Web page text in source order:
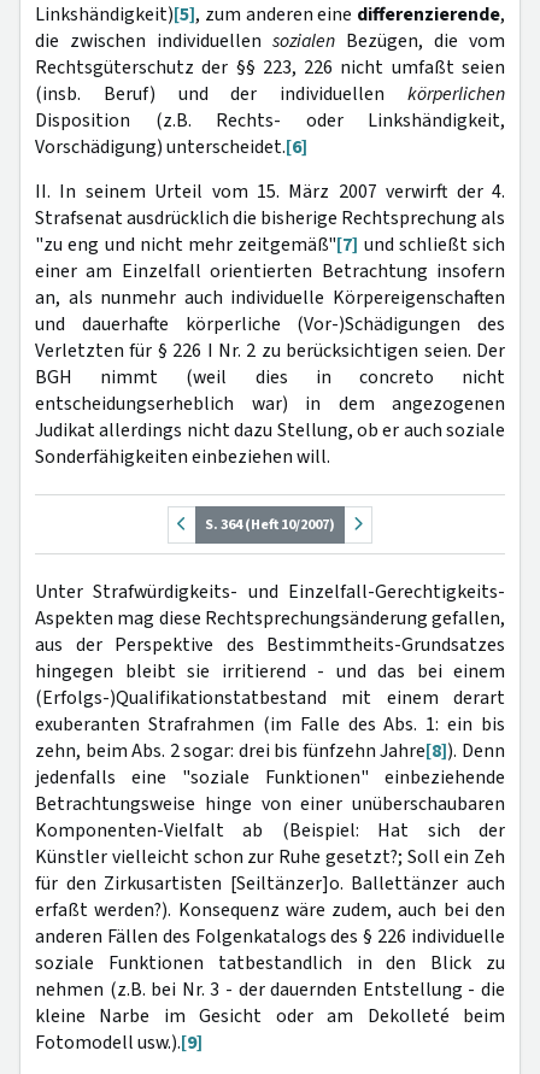
Linkshändigkeit)[5], zum anderen eine differenzierende,
die zwischen individuellen sozialen Bezügen, die vom
Rechtsgüterschutz der §§ 223, 226 nicht umfaßt seien
(insb. Beruf) und der individuellen körperlichen
Disposition (z.B. Rechts- oder Linkshändigkeit,
Vorschädigung) unterscheidet.[6]
II. In seinem Urteil vom 15. März 2007 verwirft der 4.
Strafsenat ausdrücklich die bisherige Rechtsprechung als
"zu eng und nicht mehr zeitgemäß"[7] und schließt sich
einer am Einzelfall orientierten Betrachtung insofern
an, als nunmehr auch individuelle Körpereigenschaften
und dauerhafte körperliche (Vor-)Schädigungen des
Verletzten für § 226 I Nr. 2 zu berücksichtigen seien. Der
BGH nimmt (weil dies in concreto nicht
entscheidungserheblich war) in dem angezogenen
Judikat allerdings nicht dazu Stellung, ob er auch soziale
Sonderfähigkeiten einbeziehen will.
S. 364 (Heft 10/2007)
Unter Strafwürdigkeits- und Einzelfall-Gerechtigkeits-
Aspekten mag diese Rechtsprechungsänderung gefallen,
aus der Perspektive des Bestimmtheits-Grundsatzes
hingegen bleibt sie irritierend - und das bei einem
(Erfolgs-)Qualifikationstatbestand mit einem derart
exuberanten Strafrahmen (im Falle des Abs. 1: ein bis
zehn, beim Abs. 2 sogar: drei bis fünfzehn Jahre[8]). Denn
jedenfalls eine "soziale Funktionen" einbeziehende
Betrachtungsweise hinge von einer unüberschaubaren
Komponenten-Vielfalt ab (Beispiel: Hat sich der
Künstler vielleicht schon zur Ruhe gesetzt?; Soll ein Zeh
für den Zirkusartisten [Seiltänzer]o. Ballettänzer auch
erfaßt werden?). Konsequenz wäre zudem, auch bei den
anderen Fällen des Folgenkatalogs des § 226 individuelle
soziale Funktionen tatbestandlich in den Blick zu
nehmen (z.B. bei Nr. 3 - der dauernden Entstellung - die
kleine Narbe im Gesicht oder am Dekolleté beim
Fotomodell usw.).[9]